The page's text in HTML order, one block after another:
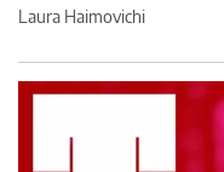
Laura Haimovichi